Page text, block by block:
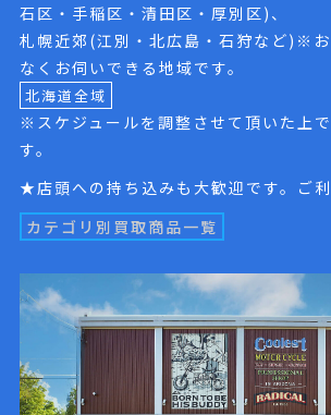
石区・手稲区・清田区・厚別区)、
札幌近郊(江別・北広島・石狩など)※お
なくお伺いできる地域です。
北海道全域
※スケジュールを調整させて頂いた上
す。
★店頭への持ち込みも大歓迎です。ご利
カテゴリ別買取商品一覧